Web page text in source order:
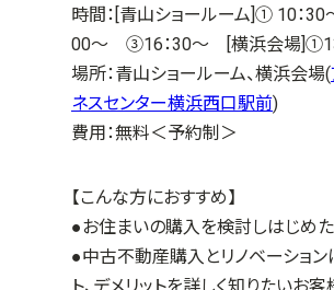
時間： [青山ショールーム]① 10：
00～ ③16：30～ [横浜会場]①13
場所：青山ショールーム、横浜会場(
ネスセンター横浜西口駅前)
費用：無料＜予約制＞
【こんな方におすすめ】
●お住まいの購入を検討しはじめ
●中古不動産購入とリノベーション
ト、デメリットを詳しく知りたいお客